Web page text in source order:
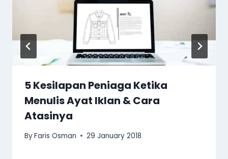
5 Kesilapan Peniaga Ketika
Menulis Ayat Iklan & Cara
Atasinya
ByFaris Osman 29 January 2018